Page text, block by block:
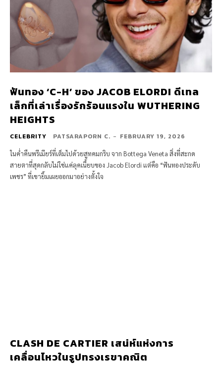
ฟันทอง ‘C-H’ ของ JACOB ELORDI ดีเทล
เล็กที่เล่าเรื่องรักร้อนแรงใน WUTHERING
HEIGHTS
CELEBRITY PATSARAPORN C. - FEBRUARY 19, 2026
ในค่ำคืนพรีเมียร์ที่เต็มไปด้วยสูทคมกริบ จาก Bottega Veneta สิ่งที่สะกด
สายตาที่สุดกลับไม่ใช่แค่ลุคเนี้ยบของ Jacob Elordi แต่คือ “ฟันทองประดับ
เพชร” ที่เขายิ้มเผยออกมาอย่างตั้งใจ
CLASH DE CARTIER เสน่ห์แห่งการ
เคลื่อนไหวในรูปทรงเรขาคณิต